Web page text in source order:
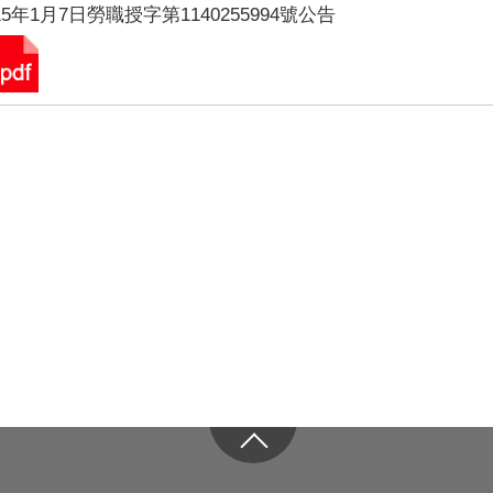
年1月7日勞職授字第1140255994號公告